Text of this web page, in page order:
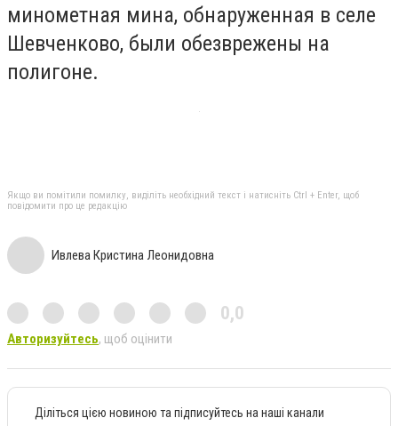
минометная мина, обнаруженная в селе
Шевченково, были обезврежены на
полигоне.
Якщо ви помітили помилку, виділіть необхідний текст і натисніть Ctrl + Enter, щоб
повідомити про це редакцію
Ивлева Кристина Леонидовна
0,0
Авторизуйтесь, щоб оцінити
Діліться цією новиною та підписуйтесь на наші канали